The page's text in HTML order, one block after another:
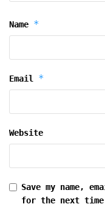
Name *
Email *
Website
Save my name,
for the next time